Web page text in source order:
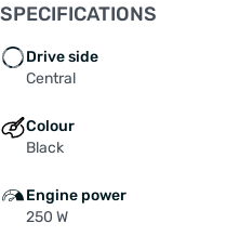
SPECIFICATIONS
Drive side
Central
Colour
Black
Engine power
250 W